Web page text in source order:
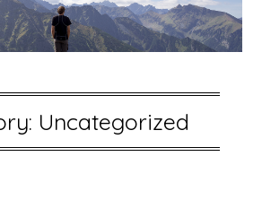
Uncategorized